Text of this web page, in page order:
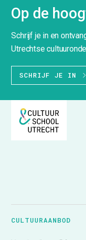
Op de
Schrijf je in en
Utrechtse
SCHRIJF JE IN
CULTUURAANBOD